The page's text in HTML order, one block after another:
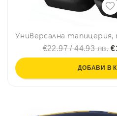
€22.97 / 44.93 лв.
ДОБАВИ В